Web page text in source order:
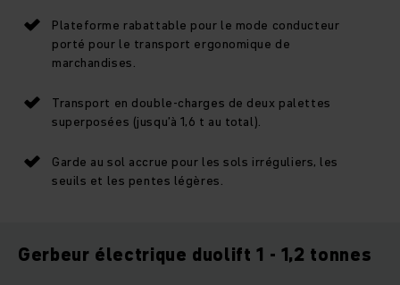
Plateforme rabattable pour le mode conducteur
porté pour le transport ergonomique de
marchandises.
Transport en double-charges de deux palettes
superposées (jusqu’à 1,6 t au total).
Garde au sol accrue pour les sols irréguliers, les
seuils et les pentes légères.
Gerbeur électrique duolift 1 - 1,2 tonnes